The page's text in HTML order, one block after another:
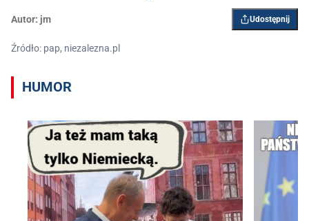
Autor: jm Udostępnij
Źródło: pap, niezalezna.pl
HUMOR